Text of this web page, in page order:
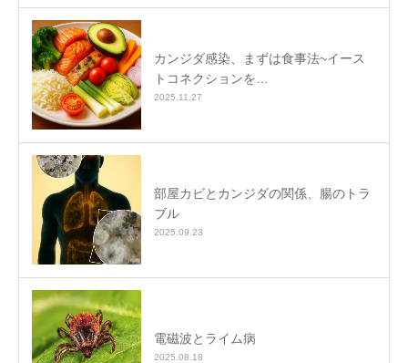
カンジダ感染、まずは食事法~イース
トコネクションを…
2025.11.27
部屋カビとカンジダの関係、腸のトラ
ブル
2025.09.23
電磁波とライム病
2025.08.18